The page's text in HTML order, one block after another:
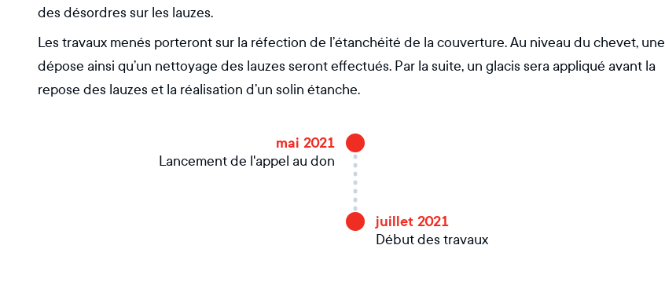
des désordres sur les lauzes.
Les travaux menés porteront sur la réfection de l’étanchéité de la couverture. Au niveau du chevet, une
dépose ainsi qu’un nettoyage des lauzes seront effectués. Par la suite, un glacis sera appliqué avant la
repose des lauzes et la réalisation d’un solin étanche.
mai 2021
Lancement de l'appel au don
juillet 2021
Début des travaux